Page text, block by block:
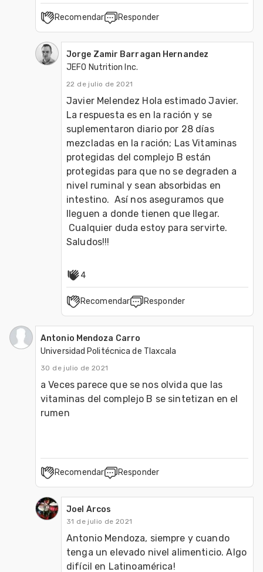
Recomendar Responder
Jorge Zamir Barragan Hernandez
JEFO Nutrition Inc.
22 de julio de 2021
Javier Melendez Hola estimado Javier.
La respuesta es en la ración y se
suplementaron diario por 28 días
mezcladas en la ración; Las Vitaminas
protegidas del complejo B están
protegidas para que no se degraden a
nivel ruminal y sean absorbidas en
intestino.  Así nos aseguramos que
lleguen a donde tienen que llegar.
Saludos!!!
4
Recomendar Responder
Antonio Mendoza Carro
Universidad Politécnica de Tlaxcala
30 de julio de 2021
a Veces parece que se nos olvida que las
vitaminas del complejo B se sintetizan en el
rumen
Recomendar Responder
Joel Arcos
31 de julio de 2021
Antonio Mendoza, siempre y cuando
tenga un elevado nivel alimenticio. Algo
difícil en Latinoamérica!